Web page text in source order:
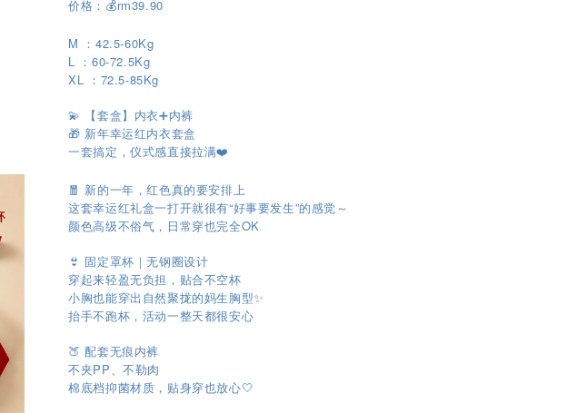
价格：💰rm39.90
M ：42.5-60Kg
L ：60-72.5Kg
XL ：72.5-85Kg
💫 【套盒】内衣➕内裤
🎁 新年幸运红内衣套盒
一套搞定，仪式感直接拉满❤️
🧧 新的一年，红色真的要安排上
这套幸运红礼盒一打开就很有“好事要发生”的感觉～
颜色高级不俗气，日常穿也完全OK
👙 固定罩杯｜无钢圈设计
穿起来轻盈无负担，贴合不空杯
小胸也能穿出自然聚拢的妈生胸型✨
抬手不跑杯，活动一整天都很安心
🍑 配套无痕内裤
不夹PP、不勒肉
棉底档抑菌材质，贴身穿也放心🤍